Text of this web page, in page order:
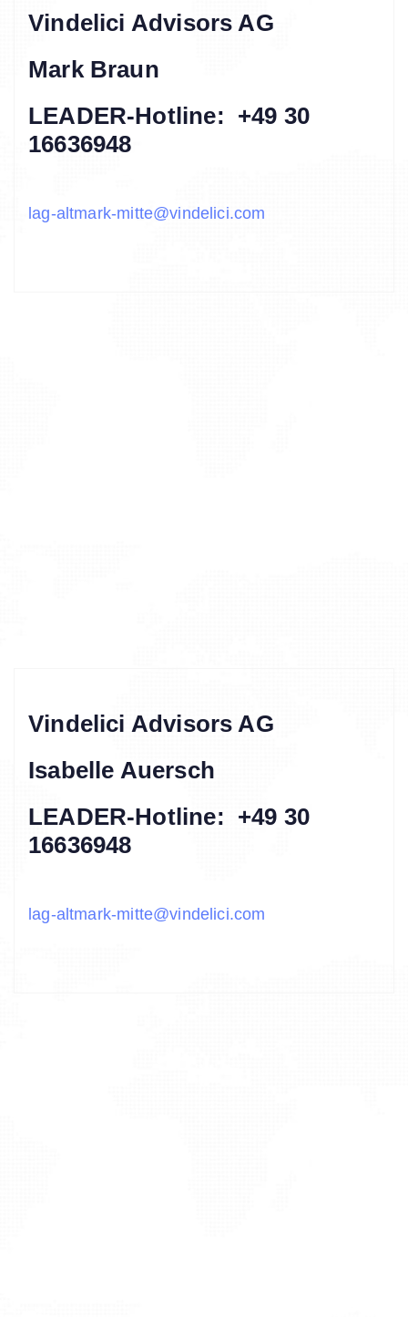
Vindelici Advisors AG
Mark Braun
LEADER-Hotline: +49 30
16636948
lag-altmark-mitte@vindelici.com
Vindelici Advisors AG
Isabelle Auersch
LEADER-Hotline: +49 30
16636948
lag-altmark-mitte@vindelici.com